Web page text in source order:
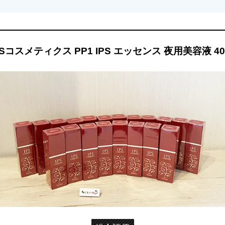
コスメティクス PP1 IPS エッセンス 夜用美容液